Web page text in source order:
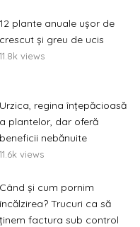
12 plante anuale ușor de
crescut și greu de ucis
11.8k views
Urzica, regina înțepăcioasă
a plantelor, dar oferă
beneficii nebănuite
11.6k views
Când și cum pornim
încălzirea? Trucuri ca să
ținem factura sub control